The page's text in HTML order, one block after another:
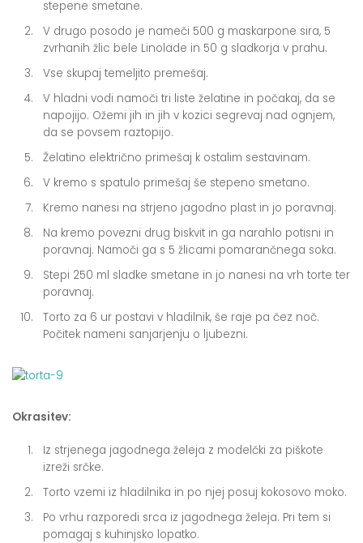
stepene smetane.
V drugo posodo je nameči 500 g maskarpone sira, 5
zvrhanih žlic bele Linolade in 50 g sladkorja v prahu.
Vse skupaj temeljito premešaj.
V hladni vodi namoči tri liste želatine in počakaj, da se
napojijo. Ožemi jih in jih v kozici segrevaj nad ognjem,
da se povsem raztopijo.
Želatino električno primešaj k ostalim sestavinam.
V kremo s spatulo primešaj še stepeno smetano.
Kremo nanesi na strjeno jagodno plast in jo poravnaj.
Na kremo povezni drug biskvit in ga narahlo potisni in
poravnaj. Namoči ga s 5 žlicami pomarančnega soka.
Stepi 250 ml sladke smetane in jo nanesi na vrh torte ter
poravnaj.
Torto za 6 ur postavi v hladilnik, še raje pa čez noč.
Počitek nameni sanjarjenju o ljubezni.
Okrasitev:
Iz strjenega jagodnega želeja z modelčki za piškote
izreži srčke.
Torto vzemi iz hladilnika in po njej posuj kokosovo moko.
Po vrhu razporedi srca iz jagodnega želeja. Pri tem si
pomagaj s kuhinjsko lopatko.